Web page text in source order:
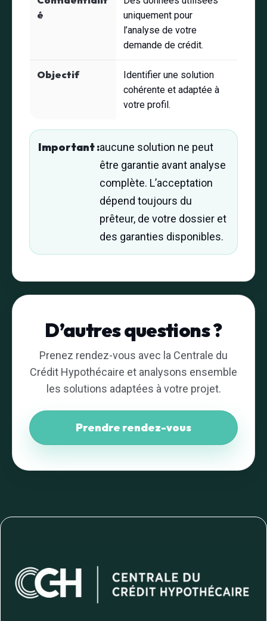
é
uniquement pour
l’analyse de votre
demande de crédit.
Objectif
Identifier une solution
cohérente et adaptée à
votre profil.
Important :aucune solution ne peut
être garantie avant analyse
complète. L’acceptation
dépend toujours du
prêteur, de votre dossier et
des garanties disponibles.
D’autres questions ?
Prenez rendez-vous avec la Centrale du
Crédit Hypothécaire et analysons ensemble
les solutions adaptées à votre projet.
Prendre rendez-vous